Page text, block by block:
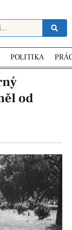
POLITIKA
od